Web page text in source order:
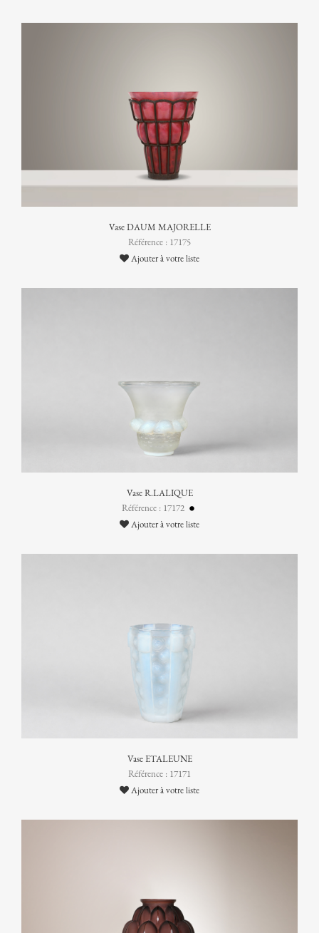
Vase DAUM MAJORELLE
Référence : 17175
Ajouter à votre liste
Vase R.LALIQUE
Référence : 17172
Ajouter à votre liste
Vase ETALEUNE
Référence : 17171
Ajouter à votre liste